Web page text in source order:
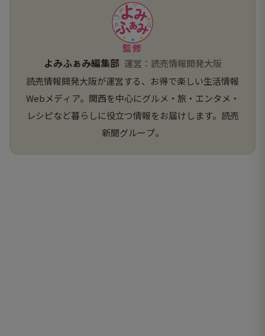
監修
よみふぁみ編集部 運営：読売情報開発大阪
読売情報開発大阪が運営する、お得で楽しい生活情報
Webメディア。関西を中心にグルメ・旅・エンタメ・
レシピなど暮らしに役立つ情報をお届けします。読売
新聞グループ。